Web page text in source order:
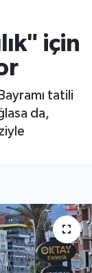
için
tatili
da,